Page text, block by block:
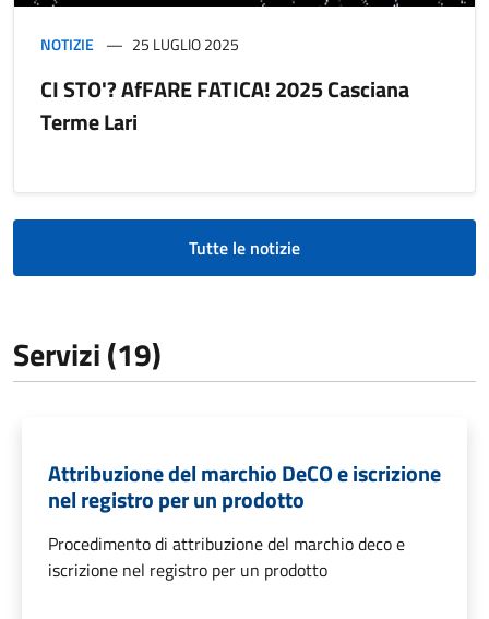
NOTIZIE 25 LUGLIO 2025
CI STO'? AfFARE FATICA! 2025 Casciana
Terme Lari
Tutte le notizie
Servizi (19)
Attribuzione del marchio DeCO e iscrizione
nel registro per un prodotto
Procedimento di attribuzione del marchio deco e
iscrizione nel registro per un prodotto